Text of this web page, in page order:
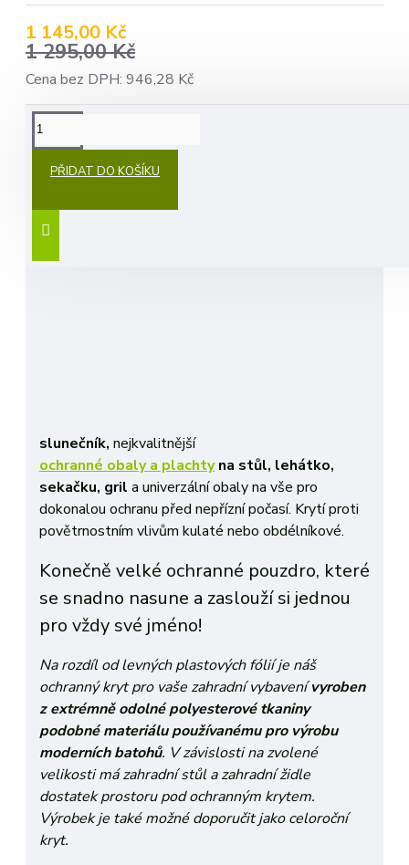
1 145,00 Kč
1 295,00 Kč
Cena bez DPH: 946,28 Kč
PŘIDAT DO KOŠÍKU
slunečník, nejkvalitnější
ochranné obaly a plachtyna stůl, lehátko,
sekačku, gril a univerzální obaly na vše pro
dokonalou ochranu před nepřízní počasí. Krytí proti
povětrnostním vlivům kulaté nebo obdélníkové.
Konečně velké ochranné pouzdro, které
se snadno nasune a zaslouží si jednou
pro vždy své jméno!
Na rozdíl od levných plastových fólií je náš
ochranný kryt pro vaše zahradní vybavenívyroben
z extrémně odolné polyesterové tkaniny
podobné materiálu používanému pro výrobu
moderních batohů. V závislosti na zvolené
velikosti má zahradní stůl a zahradní židle
dostatek prostoru pod ochranným krytem.
Výrobek je také možné doporučit jako celoroční
kryt.